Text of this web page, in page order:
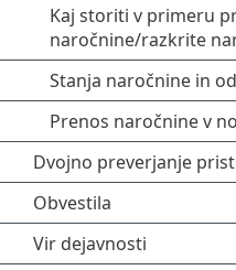
Kaj storiti v primeru
naročnine/razkrite
Stanja naročnine in
Prenos naročnine v
Dvojno preverjanje
Obvestila
Vir dejavnosti